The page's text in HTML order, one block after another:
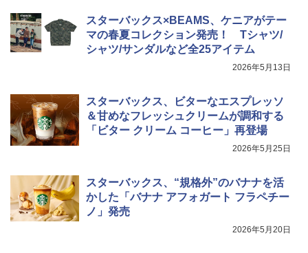
スターバックス×BEAMS、ケニアがテー
マの春夏コレクション発売！ Tシャツ/
シャツ/サンダルなど全25アイテム
2026年5月13日
スターバックス、ビターなエスプレッソ
＆甘めなフレッシュクリームが調和する
「ビター クリーム コーヒー」再登場
2026年5月25日
スターバックス、“規格外”のバナナを活
かした「バナナ アフォガート フラペチー
ノ」発売
2026年5月20日